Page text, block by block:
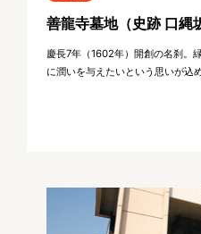
善龍寺墓地（史跡 口縄
慶長7年（1602年）開創の名刹。
に潤いを与えたいという思いが込